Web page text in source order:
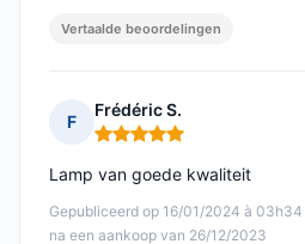
Vertaalde beoordelingen
F
Frédéric S.
Opmerking: 5 van 5
Gepubliceerd op 16/01/2024 à 03h34
na een aankoop van 26/12/2023
Lamp van goede kwaliteit